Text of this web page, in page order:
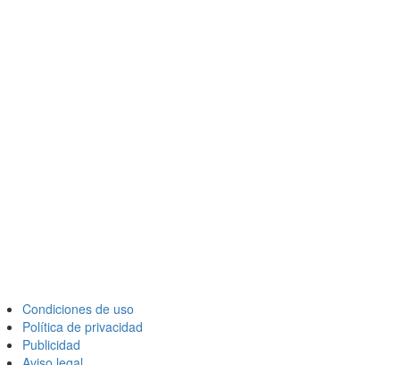
Condiciones de uso
Política de privacidad
Publicidad